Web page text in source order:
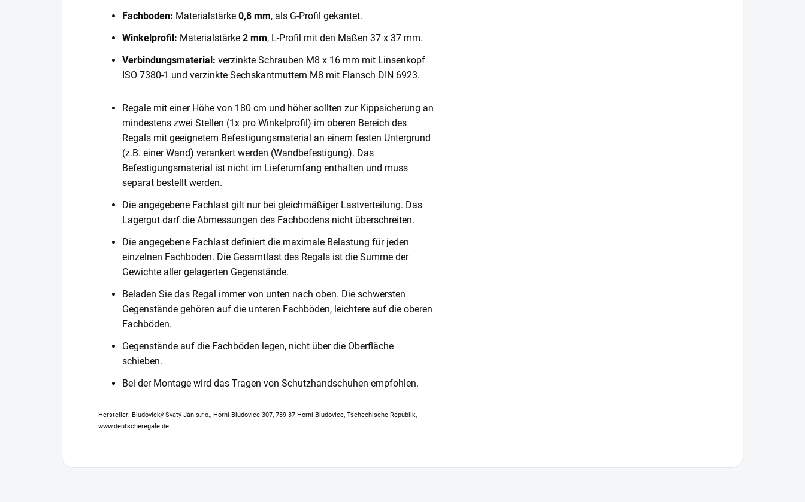
Fachboden: Materialstärke 0,8 mm, als G-Profil gekantet.
Winkelprofil: Materialstärke 2 mm, L-Profil mit den Maßen 37 x 37 mm.
Verbindungsmaterial: verzinkte Schrauben M8 x 16 mm mit Linsenkopf
ISO 7380-1 und verzinkte Sechskantmuttern M8 mit Flansch DIN 6923.
Regale mit einer Höhe von 180 cm und höher sollten zur Kippsicherung an
mindestens zwei Stellen (1x pro Winkelprofil) im oberen Bereich des
Regals mit geeignetem Befestigungsmaterial an einem festen Untergrund
(z.B. einer Wand) verankert werden (Wandbefestigung). Das
Befestigungsmaterial ist nicht im Lieferumfang enthalten und muss
separat bestellt werden.
Die angegebene Fachlast gilt nur bei gleichmäßiger Lastverteilung. Das
Lagergut darf die Abmessungen des Fachbodens nicht überschreiten.
Die angegebene Fachlast definiert die maximale Belastung für jeden
einzelnen Fachboden. Die Gesamtlast des Regals ist die Summe der
Gewichte aller gelagerten Gegenstände.
Beladen Sie das Regal immer von unten nach oben. Die schwersten
Gegenstände gehören auf die unteren Fachböden, leichtere auf die oberen
Fachböden.
Gegenstände auf die Fachböden legen, nicht über die Oberfläche
schieben.
Bei der Montage wird das Tragen von Schutzhandschuhen empfohlen.
Hersteller: Bludovický Svatý Ján s.r.o., Horní Bludovice 307, 739 37 Horní Bludovice, Tschechische Republik,
www.deutscheregale.de